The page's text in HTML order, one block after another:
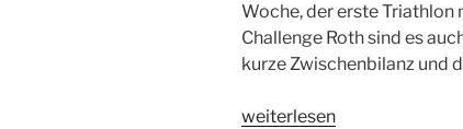
Woche, der erste Triathlon
Challenge Roth sind es
kurze Zwischenbilanz und
„Trainingsvergleich
weiterlesen